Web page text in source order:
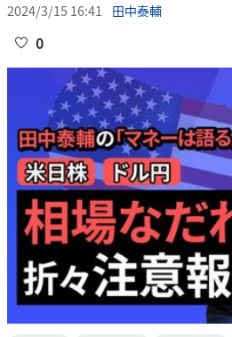
2024/3/15 16:41 田中泰輔
0